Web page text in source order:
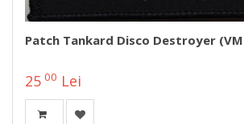
Patch Tankard Disco Destroyer
25 00 Lei